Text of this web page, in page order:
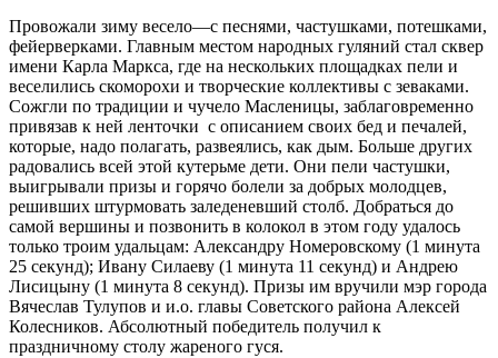
Провожали зиму весе­ло—с песнями, частуш­ками, потешками,
фейер­верками. Главным местом народных гуляний стал сквер
имени Карла Марк­са, где на нескольких пло­щадках пели и
веселились скоморохи и творческие коллективы с зеваками.
Сожгли по традиции и чу­чело Масленицы, заблаго­временно
привязав к ней ленточки с описанием своих бед и печалей,
ко­торые, надо полагать, раз­веялись, как дым. Больше других
радовались всей этой кутерьме дети. Они пели частушки,
выигры­вали призы и горячо бо­лели за добрых молодцев,
решивших штурмовать заледеневший столб. До­браться до
самой верши­ны и позвонить в колокол в этом году удалось
толь­ко троим удальцам: Алек­сандру Номеровскому (1 минута
25 секунд); Ива­ну Силаеву (1 минута 11 секунд) и Андрею
Лиси­цыну (1 минута 8 секунд). Призы им вручили мэр го­рода
Вячеслав Тулупов и и.о. главы Советского рай­она Алексей
Колесников. Абсолютный победитель получил к
праздничному столу жареного гуся.